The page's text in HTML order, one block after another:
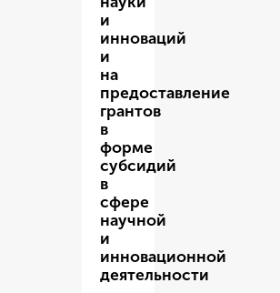
и
инноваций
и
на
предоставление
грантов
в
форме
субсидий
в
сфере
научной
и
инновационной
деятельности